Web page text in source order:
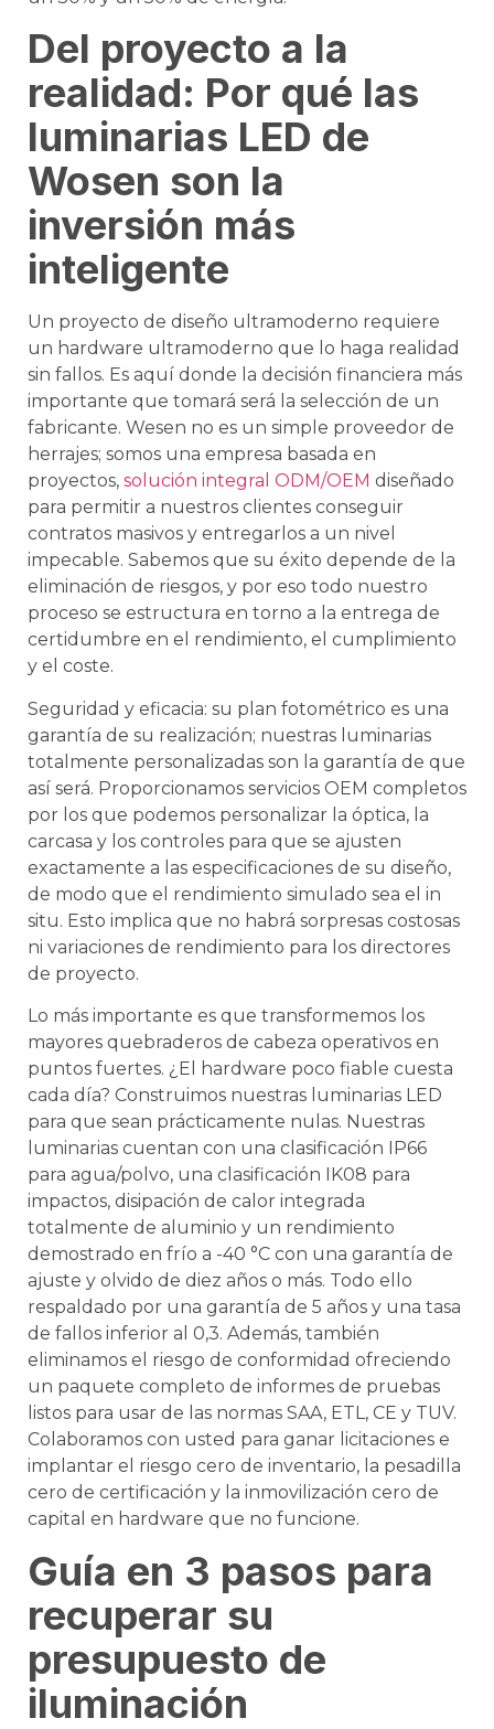
Del proyecto a la
realidad: Por qué las
luminarias LED de
Wosen son la
inversión más
inteligente
Un proyecto de diseño ultramoderno requiere
un hardware ultramoderno que lo haga realidad
sin fallos. Es aquí donde la decisión financiera más
importante que tomará será la selección de un
fabricante. Wesen no es un simple proveedor de
herrajes; somos una empresa basada en
proyectos, solución integral ODM/OEM diseñado
para permitir a nuestros clientes conseguir
contratos masivos y entregarlos a un nivel
impecable. Sabemos que su éxito depende de la
eliminación de riesgos, y por eso todo nuestro
proceso se estructura en torno a la entrega de
certidumbre en el rendimiento, el cumplimiento
y el coste.
Seguridad y eficacia: su plan fotométrico es una
garantía de su realización; nuestras luminarias
totalmente personalizadas son la garantía de que
así será. Proporcionamos servicios OEM completos
por los que podemos personalizar la óptica, la
carcasa y los controles para que se ajusten
exactamente a las especificaciones de su diseño,
de modo que el rendimiento simulado sea el in
situ. Esto implica que no habrá sorpresas costosas
ni variaciones de rendimiento para los directores
de proyecto.
Lo más importante es que transformemos los
mayores quebraderos de cabeza operativos en
puntos fuertes. ¿El hardware poco fiable cuesta
cada día? Construimos nuestras luminarias LED
para que sean prácticamente nulas. Nuestras
luminarias cuentan con una clasificación IP66
para agua/polvo, una clasificación IK08 para
impactos, disipación de calor integrada
totalmente de aluminio y un rendimiento
demostrado en frío a -40 °C con una garantía de
ajuste y olvido de diez años o más. Todo ello
respaldado por una garantía de 5 años y una tasa
de fallos inferior al 0,3. Además, también
eliminamos el riesgo de conformidad ofreciendo
un paquete completo de informes de pruebas
listos para usar de las normas SAA, ETL, CE y TUV.
Colaboramos con usted para ganar licitaciones e
implantar el riesgo cero de inventario, la pesadilla
cero de certificación y la inmovilización cero de
capital en hardware que no funcione.
Guía en 3 pasos para
recuperar su
presupuesto de
iluminación